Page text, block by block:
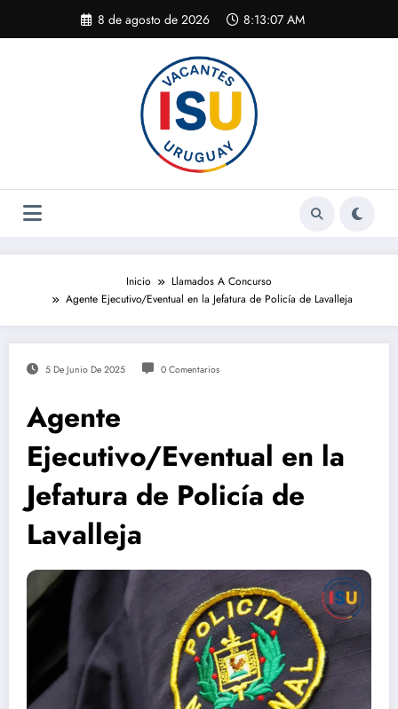
contenido
8 de agosto de 2026 8:13:07 AM
Inicio
Llamados A Concurso
Agente Ejecutivo/Eventual en la Jefatura de Policía de Lavalleja
5 De Junio De 2025 0 Comentarios
Agente
Ejecutivo/Eventual en la
Jefatura de Policía de
Lavalleja